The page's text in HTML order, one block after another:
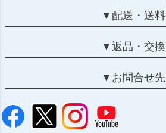
▼配送・送料
▼返品・交換
▼お問合せ先